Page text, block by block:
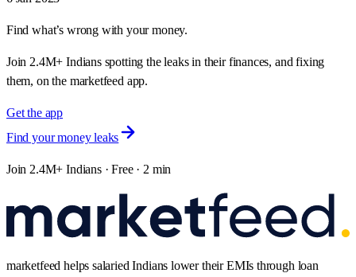
Find what’s wrong with your money.
Join 2.4M+ Indians spotting the leaks in their finances, and fixing
them, on the marketfeed app.
Get the app
Find your money leaks
Join 2.4M+ Indians · Free · 2 min
marketfeed helps salaried Indians lower their EMIs through loan